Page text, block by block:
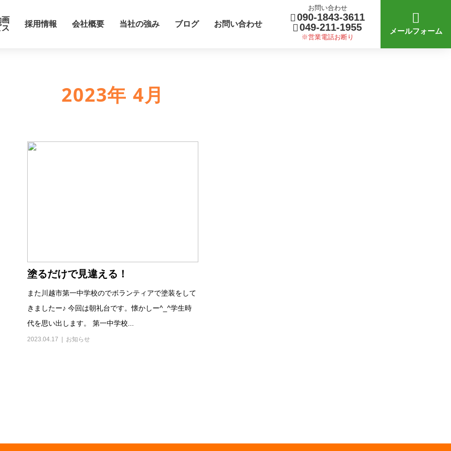
画
採用情報 会社概要 当社の強み ブログ お問い合わせ
お問い合わせ
090-1843-3611
049-211-1955
※営業電話お断り
メールフォーム
2023年 4月
2023年 4月
塗るだけで見違える！
また川越市第一中学校のでボランティアで塗装をして
きましたー♪ 今回は朝礼台です。懐かしー^_^学生時
代を思い出します。 第一中学校...
2023.04.17 お知らせ